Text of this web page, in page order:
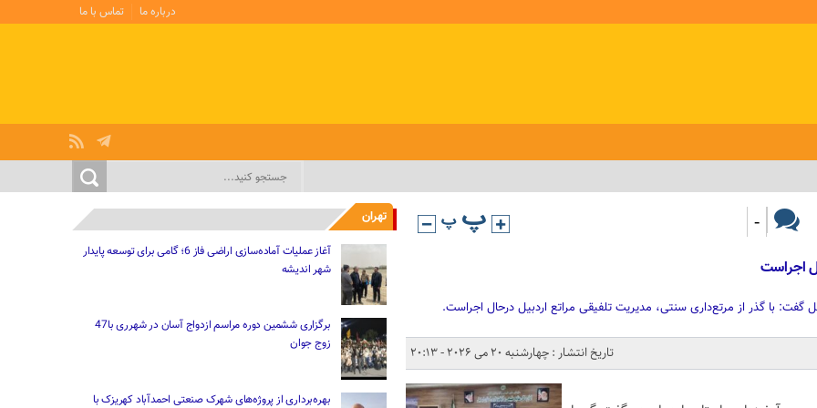
درباره ما تماس با ما
-
اجراست
گفت: با گذر از مرتع‌داری سنتی، مدیریت تلفیقی مراتع اردبیل درحال اجراست.
تاریخ انتشار : چهارشنبه 20 می 2026 - 20:13
تهران
آغاز عملیات آماده‌سازی اراضی فاز 6؛ گامی برای توسعه پایدار
شهر اندیشه
برگزاری ششمین دوره مراسم ازدواج آسان در شهرری با47
زوج جوان
بهره‌برداری از پروژه‌های شهرک صنعتی احمدآباد کهریزک با